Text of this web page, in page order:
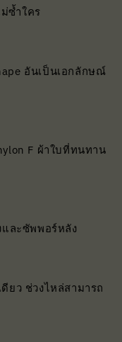
ซ้ำใคร
อันเป็นเอกลักษณ์
F ผ้าใบที่ทนทาน
ละซัพพอร์หลัง
ยว ช่วงไหล่สามารถ